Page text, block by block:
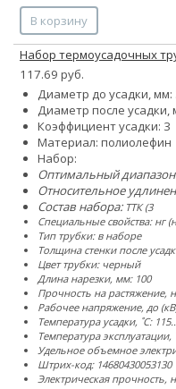
В корзину
Набор термоусадочных
117.69 руб.
Диаметр до усадки, мм:
Диаметр после усадки,
Коэффициент усадки: 3
Материал: полиолефин
Набор:
Оптимальный
Относительное
Состав набора: ТТК (3
Специальные свойства: нг
Тип трубки: в наборе
Толщина стенки после
Цвет трубки: черный
Длина нарезки, мм: 100
Прочность на растяжение,
Рабочее напряжение, до
Температура усадки, ˚С:
Температура эксплуатации,
Удельное объемное
Штрих-код: 14680430053130
Электрическая прочность,